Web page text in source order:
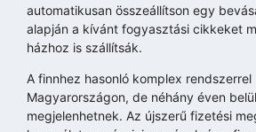
automatikusan összeállítson egy
alapján a kívánt fogyasztási cikkeket
házhoz is szállítsák.
A finnhez hasonló komplex
Magyarországon, de néhány éven
megjelenhetnek. Az újszerű fizetési